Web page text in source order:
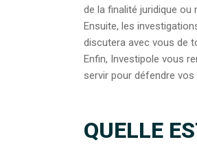
de la finalité juridique ou
Ensuite, les
discutera avec vous de
Enfin, Investipole vous
servir pour défendre vos
QUELLE